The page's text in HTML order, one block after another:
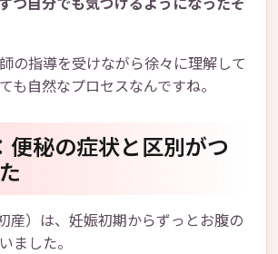
の指導を受けながら徐々に理解して
も自然なプロセスなんですね。
便秘の症状と区別がつ
産）は、妊娠初期からずっとお腹の
ました。